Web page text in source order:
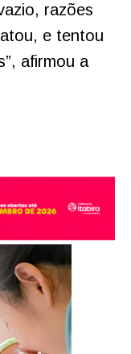
razões
e tentou
afirmou a